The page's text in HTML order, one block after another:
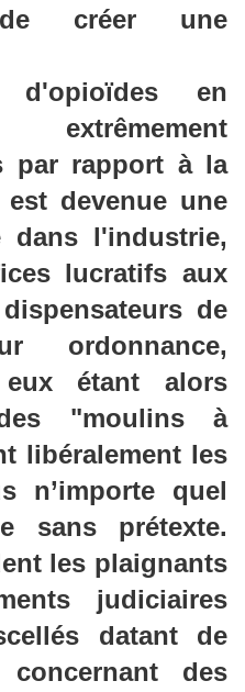
créer une
d'opioïdes en
par rapport à la
devenue une
dans l'industrie,
lucratifs aux
de
ordonnance,
étant alors
des "moulins à
libéralement les
n’importe quel
sans prétexte.
les plaignants
judiciaires
datant de
des